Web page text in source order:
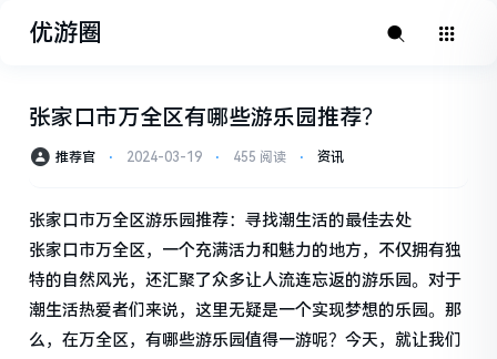
优游圈
张家口市万全区有哪些游乐园推荐？
推荐官 ⋅ 2024-03-19 ⋅ 455 阅读 ⋅ 资讯
张家口市万全区游乐园推荐：寻找潮生活的最佳去处
张家口市万全区，一个充满活力和魅力的地方，不仅拥有独
特的自然风光，还汇聚了众多让人流连忘返的游乐园。对于
潮生活热爱者们来说，这里无疑是一个实现梦想的乐园。那
么，在万全区，有哪些游乐园值得一游呢？今天，就让我们